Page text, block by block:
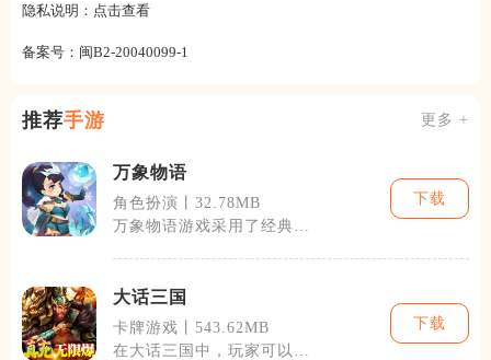
隐私说明： 点击查看
备案号： 闽B2-20040099-1
推荐手游 更多 +
万象物语
角色扮演丨32.78MB
万象物语游戏采用了经典的
下载
大话三国
卡牌游戏丨543.62MB
在大话三国中，玩家可以体
下载